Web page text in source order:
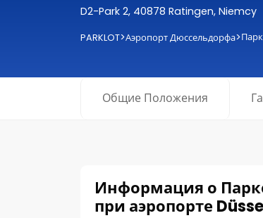
D2-Park 2, 40878 Ratingen, Niemcy
PARKLOT>Аэропорт Дюссельдорфа>
Общие Положения
Информация о
при аэропорте